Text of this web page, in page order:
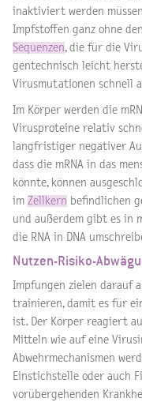
inaktiviert werden
Impfstoffen ganz ohne
Sequenzen, die für die
gentechnisch leicht
Virusmutationen schnell
Im Körper werden die
Virusproteine relativ
langfristiger negativer
dass die mRNA in das
könnte, können
im Zellkern befindlichen
und außerdem gibt es in
die RNA in DNA
Nutzen-Risiko-
Impfungen zielen darauf
trainieren, damit es für
ist. Der Körper reagiert
Mitteln wie auf eine
Abwehrmechanismen
Einstichstelle oder auch
vorübergehenden